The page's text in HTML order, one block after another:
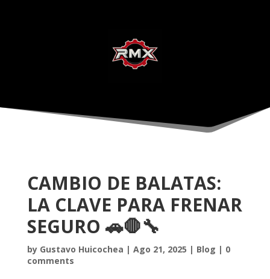
CAMBIO DE BALATAS:
LA CLAVE PARA FRENAR
SEGURO 🚗🛑🔧
by Gustavo Huicochea | Ago 21, 2025 | Blog | 0
comments